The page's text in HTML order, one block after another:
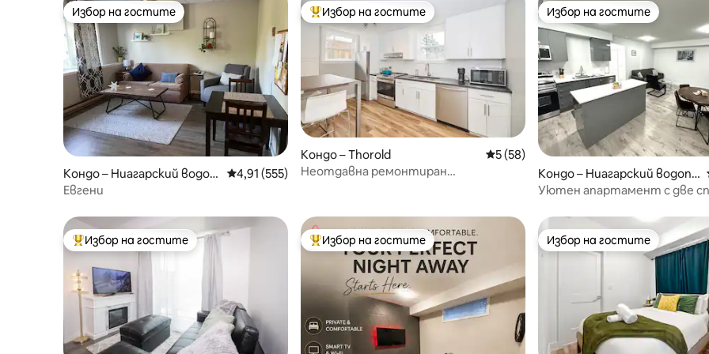
Избор на гостите
Избор на гостите
Кондо – Ниагарский водоп
ад
Средна оценка: 4,91 от 5, 555 отзива
4,91 (555)
Евгени
Най-популярен избор на гостите
Избор на гостите
Кондо – Thorold Средна оценка: 5 от 5, 58 отзива
5 (58)
Неотдавна ремонтиран
Избор на гостите
Избор на гостите
Кондо – Ниагарский водопа
д
Уютен апартамент с две
Най-популярен избор на гостите
Избор на гостите Най-популярен избор на гостите
Избор на гостите Избор на гостите
Избор на гостите